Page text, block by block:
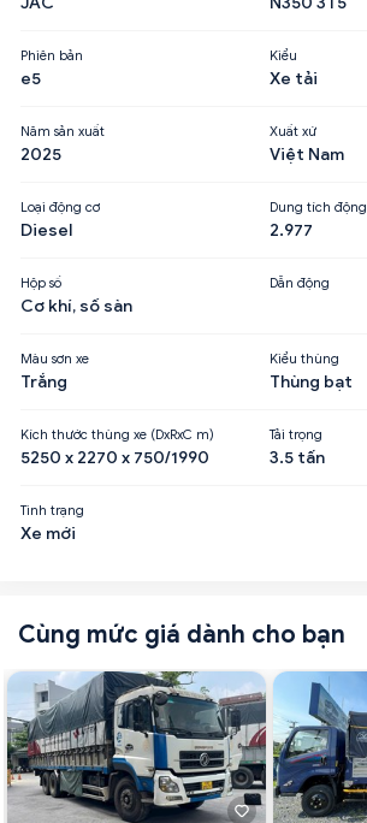
Phiên bản
e5
Kiểu
Xe tải
Năm sản xuất
2025
Xuất xứ
Việt Nam
Loại động cơ
Diesel
Dung tích
2.977
Hộp số
Cơ khí, số sàn
Dẫn động
Màu sơn xe
Trắng
Kiểu thùng
Thùng bạt
Kích thước thùng xe (DxRxC m)
5250 x 2270 x 750/1990
Tải trọng
3.5 tấn
Tình trạng
Xe mới
Cùng mức giá dành cho bạn